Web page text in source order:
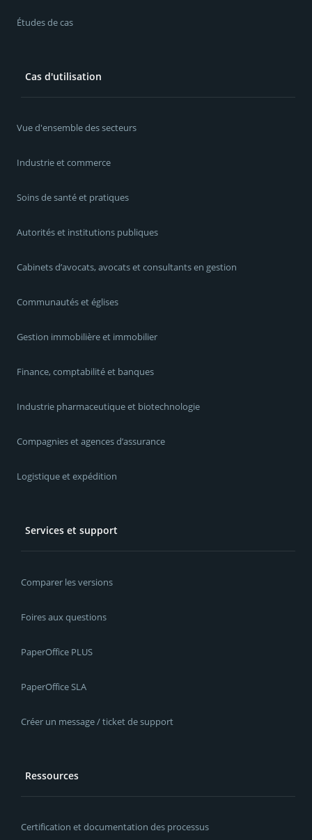
Études de cas
Cas d'utilisation
Vue d'ensemble des secteurs
Industrie et commerce
Soins de santé et pratiques
Autorités et institutions publiques
Cabinets d’avocats, avocats et consultants en gestion
Communautés et églises
Gestion immobilière et immobilier
Finance, comptabilité et banques
Industrie pharmaceutique et biotechnologie
Compagnies et agences d’assurance
Logistique et expédition
Services et support
Comparer les versions
Foires aux questions
PaperOffice PLUS
PaperOffice SLA
Créer un message / ticket de support
Ressources
Certification et documentation des processus